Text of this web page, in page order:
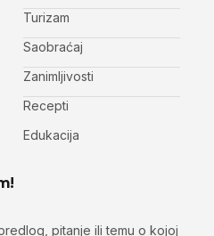
Turizam
Saobraćaj
Zanimljivosti
Recepti
Edukacija
pitanje ili temu o kojoj